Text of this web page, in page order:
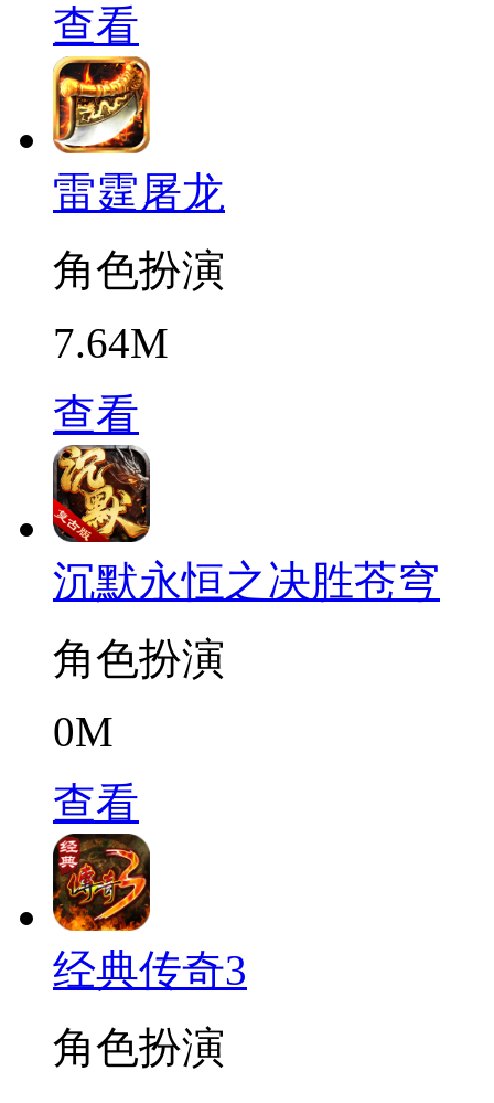
查看
雷霆屠龙
角色扮演
7.64M
查看
沉默永恒之决胜苍穹
角色扮演
0M
查看
经典传奇3
角色扮演